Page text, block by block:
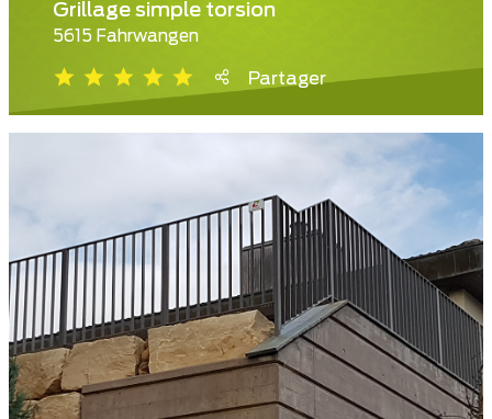
Grillage simple torsion
5615 Fahrwangen
Partager